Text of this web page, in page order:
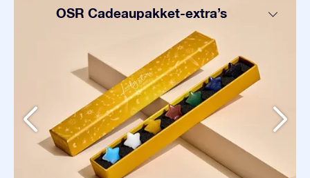
OSR Cadeaupakket-extra’s